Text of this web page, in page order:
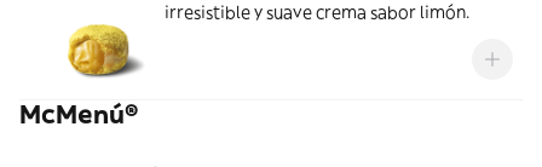
irresistible y suave crema sabor limón.
McMenú®